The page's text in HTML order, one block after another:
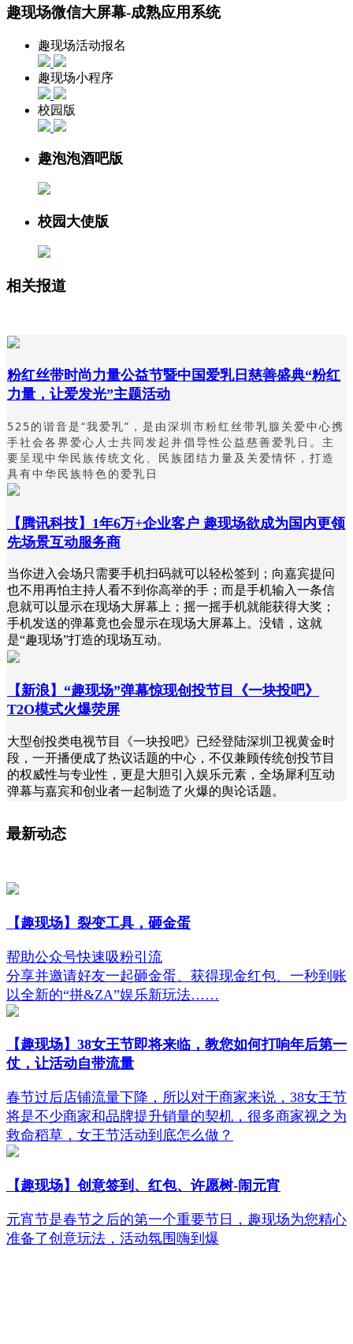
趣现场微信大屏幕-成熟应用系统
趣现场活动报名
趣现场小程序
校园版
趣泡泡酒吧版
校园大使版
相关报道
粉红丝带时尚力量公益节暨中国爱乳日慈善盛典“粉红
力量，让爱发光”主题活动
525的谐音是“我爱乳”，是由深圳市粉红丝带乳腺关爱中心携
手社会各界爱心人士共同发起并倡导性公益慈善爱乳日。主
要呈现中华民族传统文化、民族团结力量及关爱情怀，打造
具有中华民族特色的爱乳日
【腾讯科技】1年6万+企业客户 趣现场欲成为国内更领
先场景互动服务商
当你进入会场只需要手机扫码就可以轻松签到；向嘉宾提问
也不用再怕主持人看不到你高举的手；而是手机输入一条信
息就可以显示在现场大屏幕上；摇一摇手机就能获得大奖；
手机发送的弹幕竟也会显示在现场大屏幕上。没错，这就
是“趣现场”打造的现场互动。
【新浪】“趣现场”弹幕惊现创投节目《一块投吧》
T2O模式火爆荧屏
大型创投类电视节目《一块投吧》已经登陆深圳卫视黄金时
段，一开播便成了热议话题的中心，不仅兼顾传统创投节目
的权威性与专业性，更是大胆引入娱乐元素，全场犀利互动
弹幕与嘉宾和创业者一起制造了火爆的舆论话题。
最新动态
【趣现场】裂变工具，砸金蛋
帮助公众号快速吸粉引流
分享并邀请好友一起砸金蛋、获得现金红包、一秒到账
以全新的“拼&ZA”娱乐新玩法……
【趣现场】38女王节即将来临，教您如何打响年后第一
仗，让活动自带流量
春节过后店铺流量下降，所以对于商家来说，38女王节
将是不少商家和品牌提升销量的契机，很多商家视之为
救命稻草，女王节活动到底怎么做？
【趣现场】创意签到、红包、许愿树-闹元宵
元宵节是春节之后的第一个重要节日，趣现场为您精心
准备了创意玩法，活动氛围嗨到爆